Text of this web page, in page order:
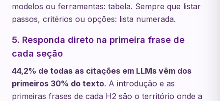
modelos ou ferramentas: tabela. Sempre que listar
passos, critérios ou opções: lista numerada.
5. Responda direto na primeira frase de
cada seção
44,2% de todas as citações em LLMs vêm dos
primeiros 30% do texto. A introdução e as
primeiras frases de cada H2 são o território onde a